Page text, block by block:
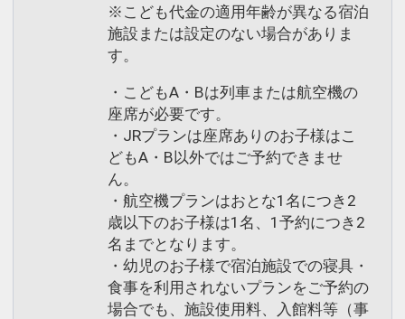
※こども代金の適用年齢が異なる宿泊
施設または設定のない場合がありま
す。
・こどもA・Bは列車または航空機の
座席が必要です。
・JRプランは座席ありのお子様はこ
どもA・B以外ではご予約できませ
ん。
・航空機プランはおとな1名につき2
歳以下のお子様は1名、1予約につき2
名までとなります。
・幼児のお子様で宿泊施設での寝具・
食事を利用されないプランをご予約の
場合でも、施設使用料、入館料等（事